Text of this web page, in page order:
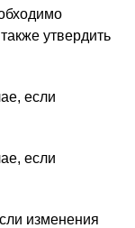
утвердить
если
если
изменения